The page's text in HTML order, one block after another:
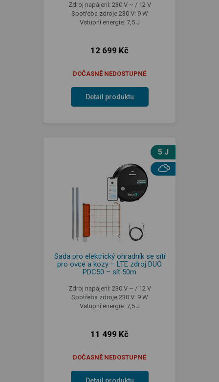
Zdroj napájení: 230 V ~ / 12 V
Spotřeba zdroje 230 V: 9 W
Vstupní energie: 7,5 J
12 699 Kč
DOČASNĚ NEDOSTUPNÉ
Detail produktu
5 J
Sada pro elektrický ohradník se sítí
pro ovce a kozy – LTE zdroj DUO
PDC50 – síť 50m
Zdroj napájení: 230 V ~ / 12 V
Spotřeba zdroje 230 V: 9 W
Vstupní energie: 7,5 J
11 499 Kč
DOČASNĚ NEDOSTUPNÉ
Detail produktu